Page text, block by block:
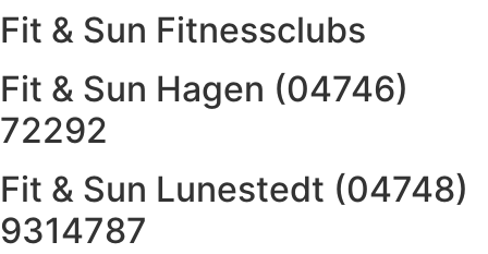
Fit & Sun Fitnessclubs
Fit & Sun Hagen (04746)
72292
Fit & Sun Lunestedt (04748)
9314787